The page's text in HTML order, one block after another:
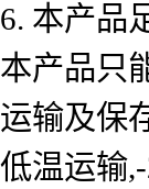
6. 本产品
本产品只
运输及保
低温运输